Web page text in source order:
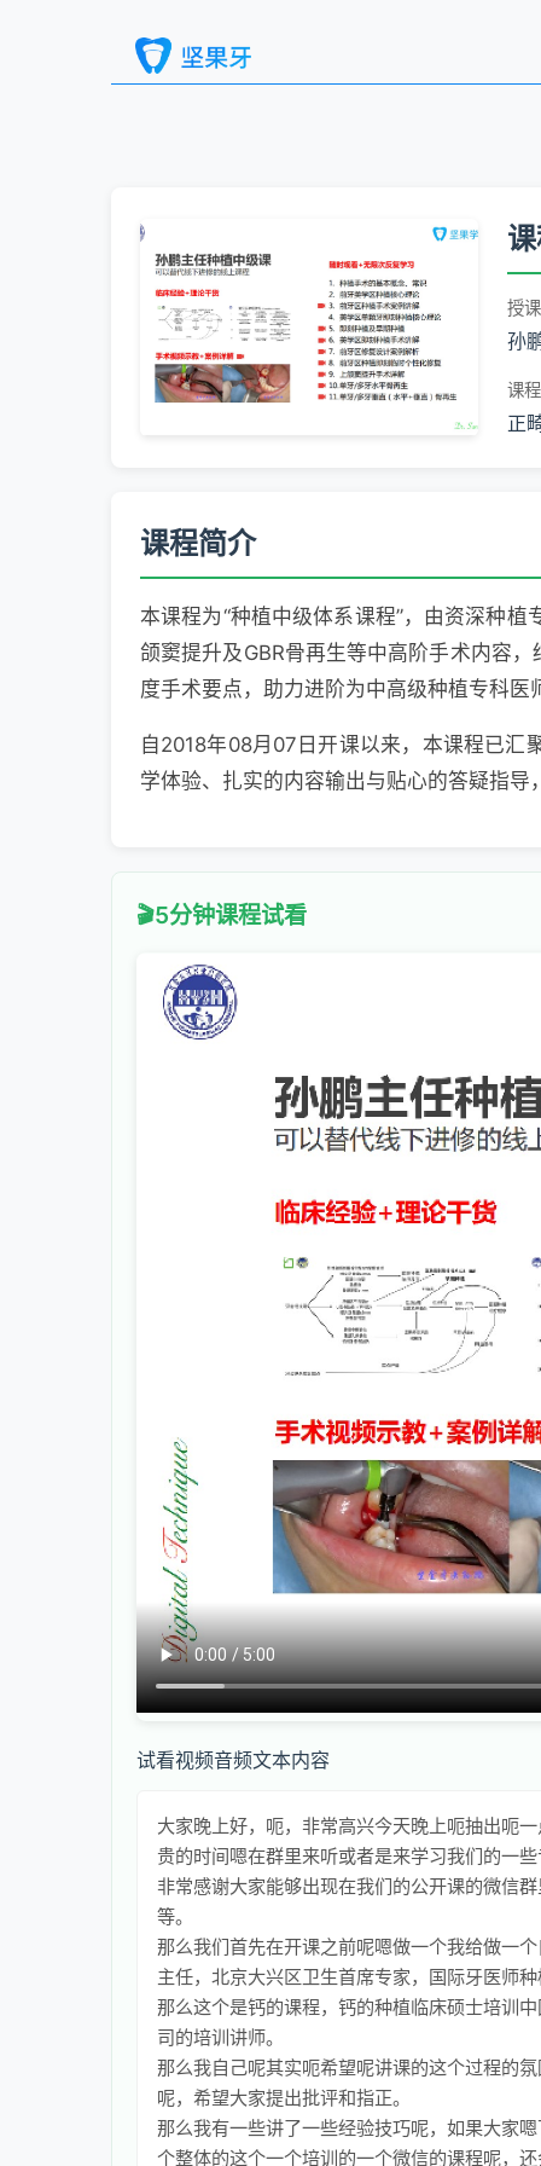
授
孙
课
正
课程简介
本课程为“种植中级体系课程”，由资深种
颌窦提升及GBR骨再生等中高阶手术内容
度手术要点，助力进阶为中高级种植专科
自2018年08月07日开课以来，本课程已汇
学体验、扎实的内容输出与贴心的答疑指
5分钟课程试看
试看视频音频文本内容
大家晚上好，呃，非常高兴今天晚上呃抽出呃
贵的时间嗯在群里来听或者是来学习我们的一
非常感谢大家能够出现在我们的公开课的微信
等。
那么我们首先在开课之前呢嗯做一个我给做一
主任，北京大兴区卫生首席专家，国际牙医师
那么这个是钙的课程，钙的种植临床硕士培训
司的培训讲师。
那么我自己呢其实呃希望呢讲课的这个过程的
呢，希望大家提出批评和指正。
那么我有一些讲了一些经验技巧呢，如果大家
个整体的这个一个培训的一个微信的课程呢，